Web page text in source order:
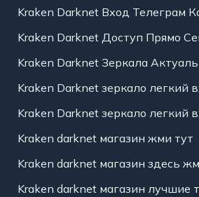
Kraken Darknet Вход Телеграм
Kraken Darknet Доступ Прямо
Kraken Darknet Зеркала
Kraken Darknet зеркало легкий
Kraken Darknet зеркало легкий
Kraken darknet магазин жми тут
Kraken darknet магазин здесь
Kraken darknet магазин лучшие